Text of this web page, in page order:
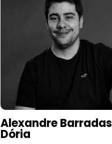
Alexandre Barradas
Dória